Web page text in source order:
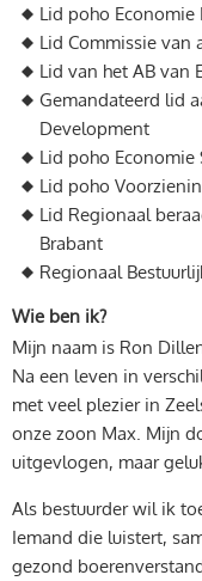
Lid poho Economie
Lid Commissie van
Lid van het AB van
Gemandateerd lid
Development
Lid poho Economie
Lid poho
Lid Regionaal
Brabant
Regionaal
Wie ben ik?
Mijn naam is Ron
Na een leven in
met veel plezier in
onze zoon Max. Mijn
uitgevlogen, maar
Als bestuurder wil ik
Iemand die luistert,
gezond